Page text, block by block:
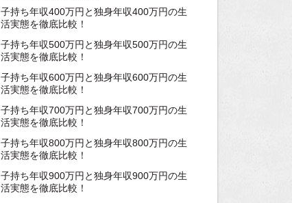
子持ち年収400万円と独身年収400万円の生
活実態を徹底比較！
子持ち年収500万円と独身年収500万円の生
活実態を徹底比較！
子持ち年収600万円と独身年収600万円の生
活実態を徹底比較！
子持ち年収700万円と独身年収700万円の生
活実態を徹底比較！
子持ち年収800万円と独身年収800万円の生
活実態を徹底比較！
子持ち年収900万円と独身年収900万円の生
活実態を徹底比較！